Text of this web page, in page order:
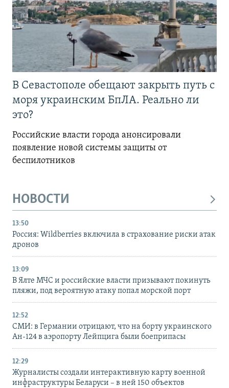
В Севастополе обещают закрыть путь с
моря украинским БпЛА. Реально ли
это?
Российские власти города анонсировали
появление новой системы защиты от
беспилотников
НОВОСТИ
13:50
Россия: Wildberries включила в страхование риски атак
дронов
13:09
В Ялте МЧС и российские власти призывают покинуть
пляжи, под вероятную атаку попал морской порт
12:52
СМИ: в Германии отрицают, что на борту украинского
Ан-124 в аэропорту Лейпцига были боеприпасы
12:29
Журналисты создали интерактивную карту военной
инфраструктуры Беларуси – в ней 150 объектов